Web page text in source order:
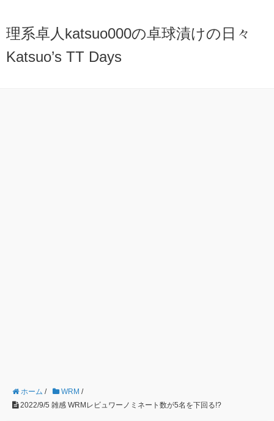
理系卓人katsuo000の卓球漬けの日々
Katsuo’s TT Days
ホーム / WRM /
2022/9/5 雑感 WRMレビュワーノミネート数が5名を下回る!?